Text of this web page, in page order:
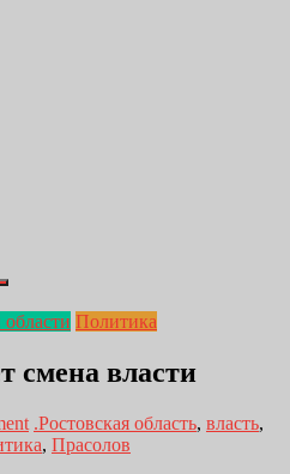
Политика
смена власти
.Ростовская область, власть,
, Прасолов